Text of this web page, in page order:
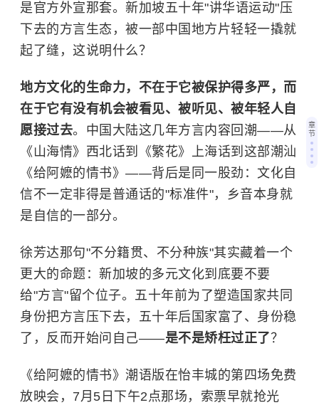
是官方外宣那套。新加坡五十年"讲华语运动"压
下去的方言生态，被一部中国地方片轻轻一撬就
起了缝，这说明什么？
地方文化的生命力，不在于它被保护得多严，而
在于它有没有机会被看见、被听见、被年轻人自
愿接过去。中国大陆这几年方言内容回潮——从
《山海情》西北话到《繁花》上海话到这部潮汕
《给阿嬷的情书》——背后是同一股劲：文化自
信不一定非得是普通话的"标准件"，乡音本身就
是自信的一部分。
徐芳达那句"不分籍贯、不分种族"其实藏着一个
更大的命题：新加坡的多元文化到底要不要
给"方言"留个位子。五十年前为了塑造国家共同
身份把方言压下去，五十年后国家富了、身份稳
了，反而开始问自己——是不是矫枉过正了？
《给阿嬷的情书》潮语版在怡丰城的第四场免费
放映会，7月5日下午2点那场，索票早就抢光
章
节